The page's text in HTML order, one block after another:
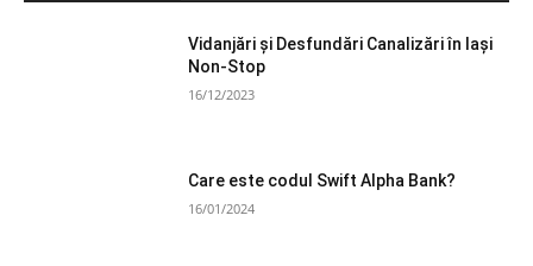
Vidanjări și Desfundări Canalizări în Iași
Non-Stop
16/12/2023
Care este codul Swift Alpha Bank?
16/01/2024